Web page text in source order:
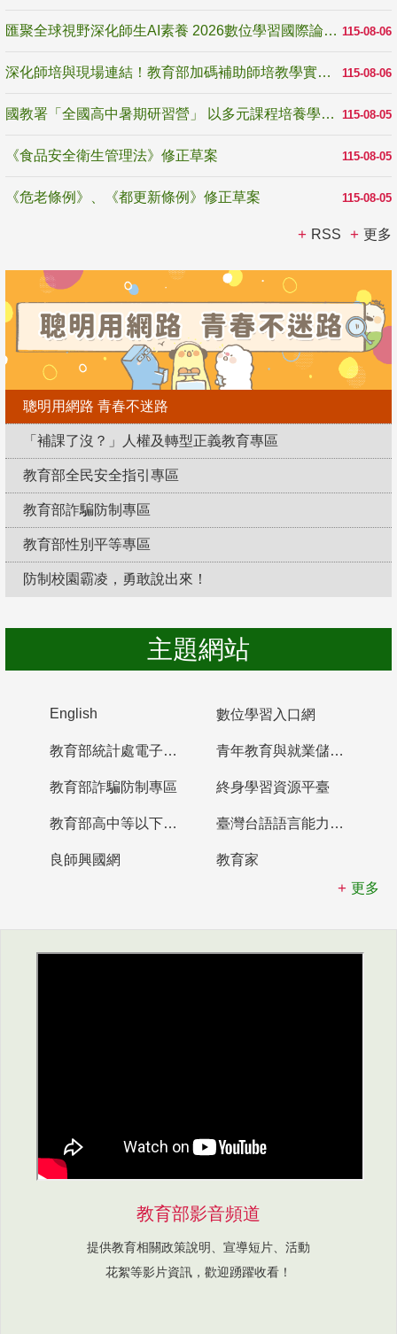
115-08-06
匯聚全球視野深化師生AI素養 2026數位學習國際論壇高雄登場
115-08-06
深化師培與現場連結！教育部加碼補助師培教學實踐研究 10月師培國際研討會交流教學實踐經驗
115-08-05
國教署「全國高中暑期研習營」 以多元課程培養學生瞭解誠信專業與倫理價值
115-08-05
《食品安全衛生管理法》修正草案
115-08-05
《危老條例》、《都更新條例》修正草案
RSS 更多
聰明用網路 青春不迷路
「補課了沒？」人權及轉型正義教育專區
教育部全民安全指引專區
教育部詐騙防制專區
教育部性別平等專區
防制校園霸凌，勇敢說出來！
主題網站
English 數位學習入口網
教育部統計處電子書櫃 青年教育與就業儲蓄帳戶
教育部詐騙防制專區 終身學習資源平臺
教育部高中等以下學校及幼兒園教師資格檢定考試 臺灣台語語言能力認證網站
良師興國網
教育家
更多
教育部影音頻道
提供教育相關政策說明、宣導短片、活動
花絮等影片資訊，歡迎踴躍收看！